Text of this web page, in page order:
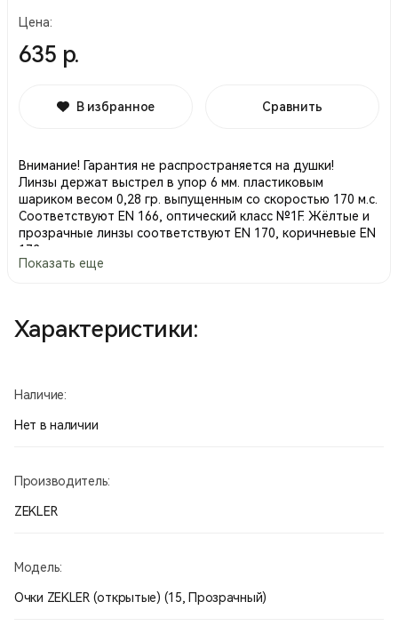
Цена:
635 р.
В избранное Сравнить
Внимание! Гарантия не распространяется на душки!
Линзы держат выстрел в упор 6 мм. пластиковым
шариком весом 0,28 гр. выпущенным со скоростью 170 м.с.
Соответствуют EN 166, оптический класс №1F. Жёлтые и
прозрачные линзы соответствуют EN 170, коричневые EN
172 .
Прочные, поликарбонатные линзы с покрытием снаружи
Поглощение УФ 99,9%. У коричневых линз поглощение УФ
100% (UV400).
Производство Швеция.
Показать еще
Характеристики:
Наличие:
Нет в наличии
Производитель:
ZEKLER
Модель:
Очки ZEKLER (открытые) (15, Прозрачный)